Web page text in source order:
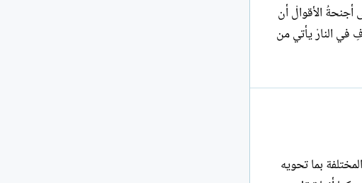
أجنحةُ الأقوالْ أن
النارْ يأتي من
بما تحويه